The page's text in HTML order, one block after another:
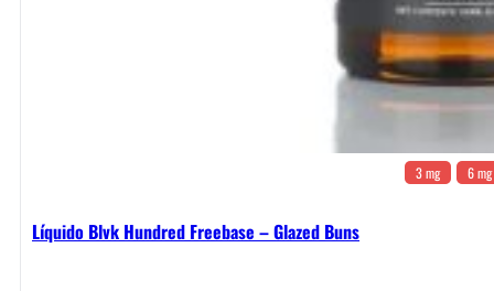
3 mg 6 mg
Líquido Blvk Hundred Freebase – Glazed Buns